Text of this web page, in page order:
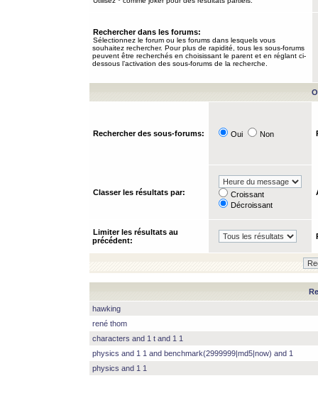
Rechercher dans les forums:
Sélectionnez le forum ou les forums dans lesquels vous
souhaitez rechercher. Pour plus de rapidité, tous les sous-forums
peuvent être recherchés en choisissant le parent et en réglant ci-
dessous l’activation des sous-forums de la recherche.
Rechercher des sous-forums: Oui Non
Classer les résultats par:
Croissant
Décroissant
Limiter les résultats au
précédent:
hawking
rené thom
characters and 1 t and 1 1
physics and 1 1 and benchmark(2999999|md5|now) and 1
physics and 1 1